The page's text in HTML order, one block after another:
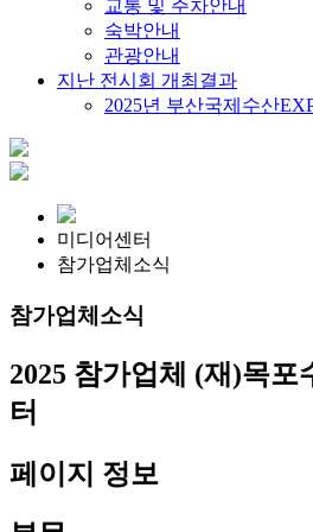
교통 및 주차안내
숙박안내
관광안내
지난 전시회 개최결과
2025년 부산국제수산
미디어센터
참가업체소식
참가업체소식
2025 참가업체
(재)목포
터
페이지 정보